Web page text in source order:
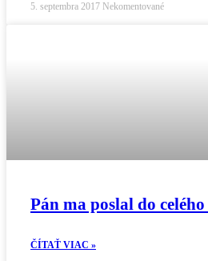
5. septembra 2017 Nekomentované
Pán ma poslal do celého
ČÍTAŤ VIAC »